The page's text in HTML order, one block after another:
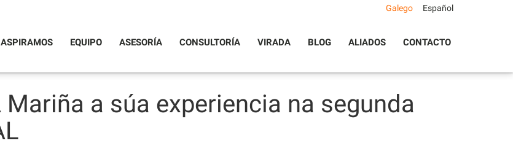
EQUIPO ASESORÍA CONSULTORÍA VIRADA BLOG ALIADOS CONTACTO
Galego Español
a súa experiencia na segunda